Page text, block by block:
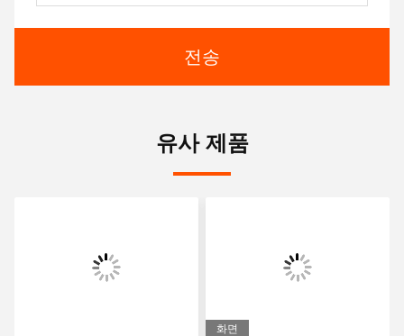
전송
유사 제품
화면